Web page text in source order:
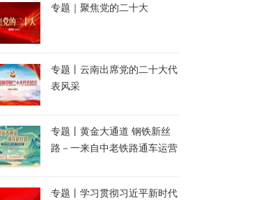
专题｜聚焦党的二十大
专题丨云南出席党的二十大代
表风采
专题丨黄金大通道 钢铁新丝
路－一来自中老铁路通车运营
专题丨学习贯彻习近平新时代